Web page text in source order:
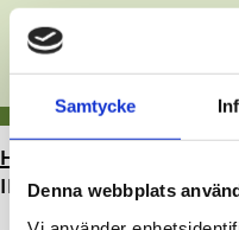
Samtycke
Denna webbplats
HEM
INFORMERAR: